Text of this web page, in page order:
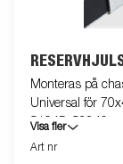
Monteras på
Universal för
S1945, S2240
Visa fler
Art nr